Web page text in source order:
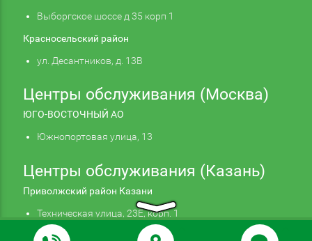
Выборгское шоссе д 35 корп 1
Красносельский район
ул. Десантников, д. 13В
Центры обслуживания (Москва)
ЮГО-ВОСТОЧНЫЙ АО
Южнопортовая улица, 13
Центры обслуживания (Казань)
Приволжский район Казани
Техническая улица, 23Е, корп. 1
Подтверждаю
Продолжая использовать наш сайт, вы даете